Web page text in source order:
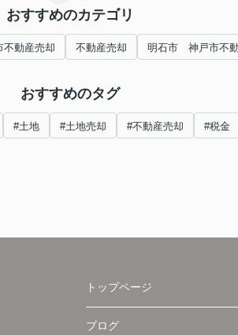
おすすめのカテゴリ
不動産売却 不動産売却 明石市 神戸市不
おすすめのタグ
#土地 #土地売却 #不動産売却 #税金
トップページ
ブログ